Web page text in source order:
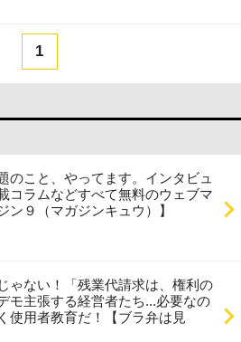
1
のこと、やってます。インタビュ
コラムなどすべて無料のウェブマ
ン９（マガジンキュウ）】
ゃない！「残業代請求は、権利の
モ主張する経営者たち...必要なの
使用者教育だ！【ブラ弁は見